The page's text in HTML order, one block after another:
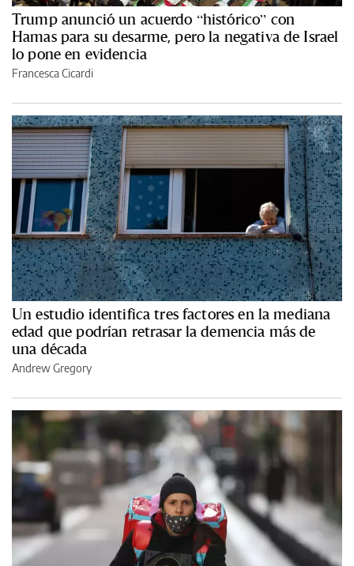
Trump anunció un acuerdo “histórico” con
Hamas para su desarme, pero la negativa de Israel
lo pone en evidencia
Francesca Cicardi
Un estudio identifica tres factores en la mediana
edad que podrían retrasar la demencia más de
una década
Andrew Gregory